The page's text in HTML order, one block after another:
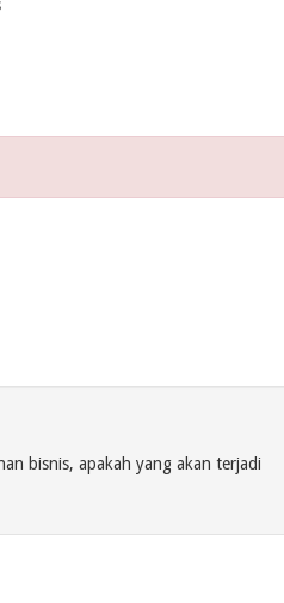
bisnis, apakah yang akan terjadi